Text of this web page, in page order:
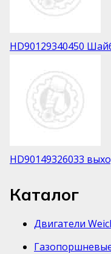
HD90129340450
HD90149326033
Каталог
Двигатели